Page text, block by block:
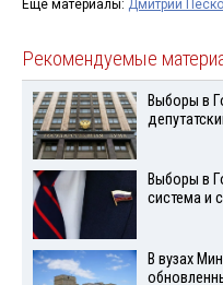
Ещё материалы: Дмитрий
Рекомендуемые
Выборы в
Выборы в
система и
В вузах